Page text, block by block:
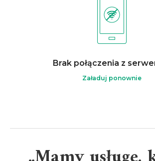
Brak połączenia z
Załaduj ponownie